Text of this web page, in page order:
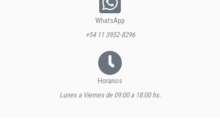
WhatsApp
+54 11 3952-8296
Horarios
Lunes a Viernes de 09:00 a 18:00 hs.